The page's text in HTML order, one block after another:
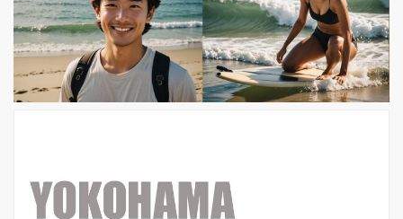
キュメンタリー番組内の企画から生ま
れた楽曲で、作詞とプロデュースを秋
元康氏が担当。 最新の人工知能（AI）
技術によって、ひばりの声を現代によ